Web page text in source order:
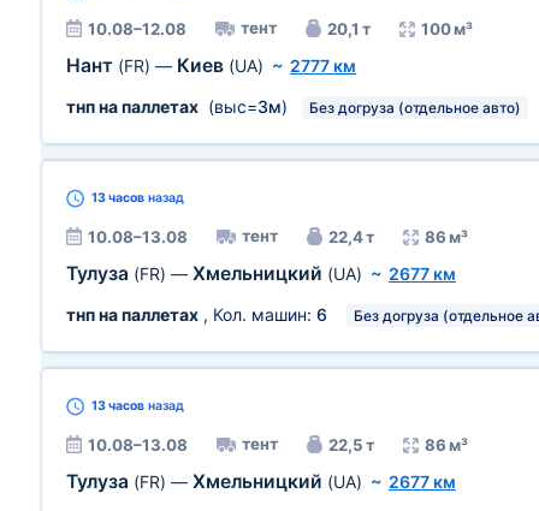
10.08–12.08 тент 20,1 т 100 м³
Нант (FR) — Киев (UA) ~ 2777 км
тнп на паллетах (выс=3м) Без догруза (отдельное авто)
13 часов назад
10.08–13.08 тент 22,4 т 86 м³
Тулуза (FR) — Хмельницкий (UA) ~ 2677 км
тнп на паллетах , Кол. машин: 6 Без догруза (отдельное
13 часов назад
10.08–13.08 тент 22,5 т 86 м³
Тулуза (FR) — Хмельницкий (UA) ~ 2677 км